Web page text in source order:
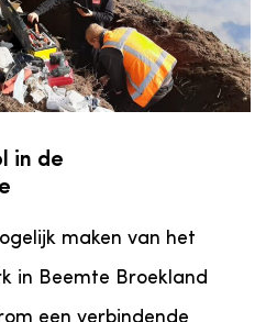
in de
maken van het
in Beemte Broekland